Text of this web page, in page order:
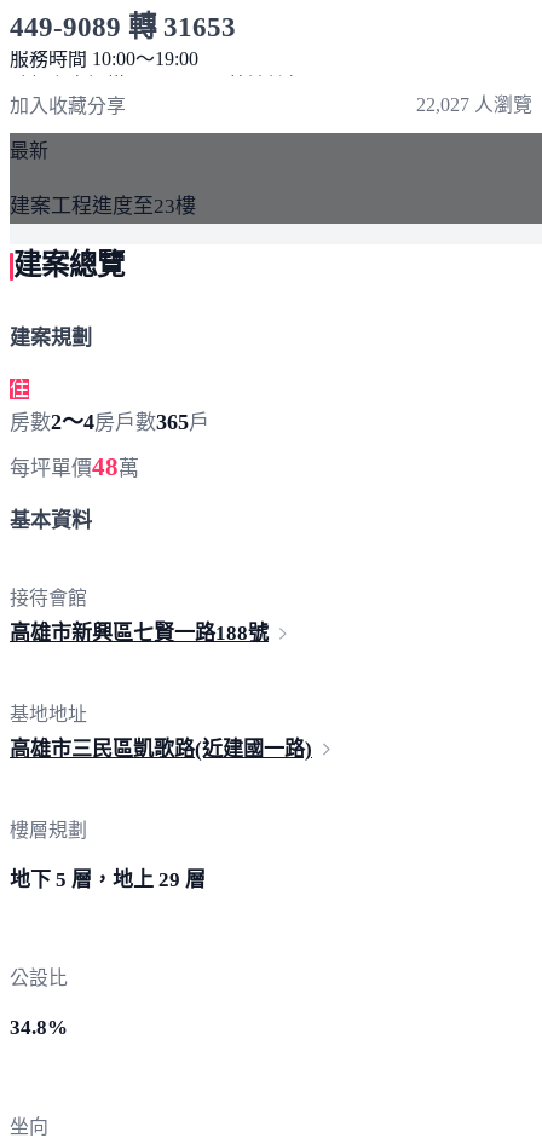
449-9089 轉 31653
服務時間 10:00～19:00
加入收藏分享 22,027 人瀏覽
最新
建案工程進度至23樓
建案總覽
建案規劃
住
房數2～4房戶數365戶
每坪單價48萬
基本資料
接待會館
高雄市新興區七賢一路188號
基地地址
高雄市三民區凱歌路(近建國一路)
樓層規劃
地下 5 層，地上 29 層
公設比
34.8%
坐向